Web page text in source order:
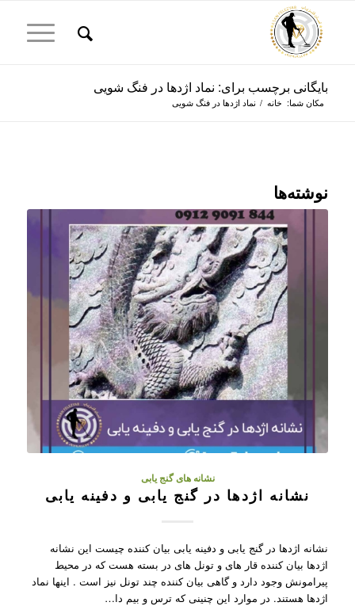
بایگانی برچسب برای: نماد اژدها در فنگ شویی
مکان شما: خانه / نماد اژدها در فنگ شویی
نوشته‌ها
نشانه های گنج یابی
نشانه اژدها در گنج یابی و دفینه یابی
نشانه اژدها در گنج یابی و دفینه یابی بیان کننده چیست این نشانه
اژدها بیان کننده قار های و تونل های در بسته هست که در محیط
پیرامونش وجود دارد و گاهی بیان کننده چند تونل نیز است . اینها نماد
اژدها هستند. در موارد این چنینی که ترس و بیم دا…